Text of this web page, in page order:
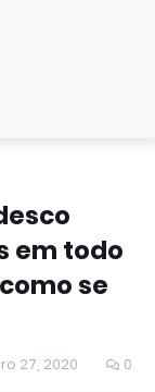
em todo
se
27, 2020 0